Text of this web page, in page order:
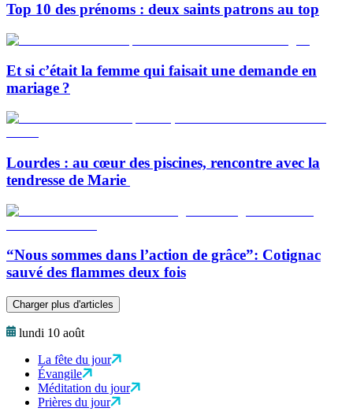
Top 10 des prénoms : deux saints patrons au top
Et si c’était la femme qui faisait une demande en
mariage ?
Lourdes : au cœur des piscines, rencontre avec la
tendresse de Marie
“Nous sommes dans l’action de grâce”: Cotignac
sauvé des flammes deux fois
Charger plus d'articles
lundi 10 août
La fête du jour
Évangile
Méditation du jour
Prières du jour